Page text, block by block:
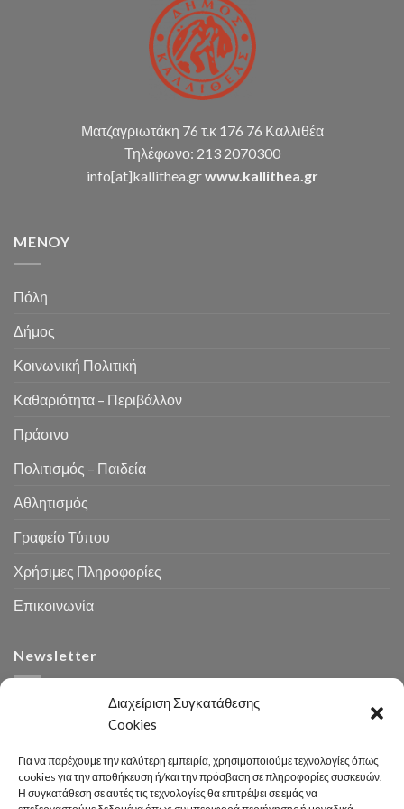
Διαχείριση Συγκατάθεσης
Cookies
Για να παρέχουμε την καλύτερη εμπειρία, χρησιμοποιούμε τεχνολογίες όπως
cookies για την αποθήκευση ή/και την πρόσβαση σε πληροφορίες συσκευών.
Η συγκατάθεση σε αυτές τις τεχνολογίες θα επιτρέψει σε εμάς να
κ.α.)
Ματζαγριωτάκη 76 τ.κ 176 76 Καλλιθέα
Τηλέφωνο: 213 2070300
info[at]kallithea.grwww.kallithea.gr
MENOY
Πόλη
Δήμος
Κοινωνική Πολιτική
Καθαριότητα – Περιβάλλον
Πράσινο
Πολιτισμός – Παιδεία
Αθλητισμός
Γραφείο Τύπου
Χρήσιμες Πληροφορίες
Επικοινωνία
Newsletter
Αναζήτηση